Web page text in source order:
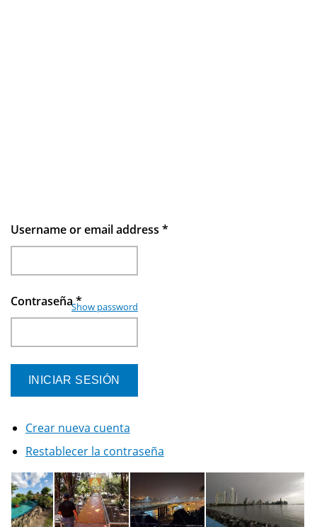
Username or email address *
Contraseña*
Show password
Crear nueva cuenta
Restablecer la contraseña